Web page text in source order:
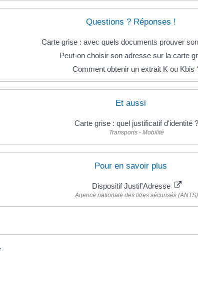
Questions ? Réponses !
Carte grise : avec quels documents prouver
Peut-on choisir son adresse sur la carte
Comment obtenir un extrait K ou Kbis
Et aussi
Carte grise : quel justificatif d'identité ?
Transports - Mobilité
Pour en savoir plus
Dispositif Justif'Adresse
Agence nationale des titres sécurisés (ANTS)